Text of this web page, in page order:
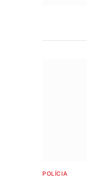
POLÍCIA